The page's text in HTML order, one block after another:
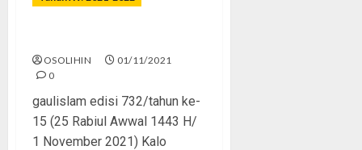
OSOLIHIN
01/11/2021
0
gaulislam edisi 732/tahun ke-
15 (25 Rabiul Awwal 1443 H/
1 November 2021) Kalo